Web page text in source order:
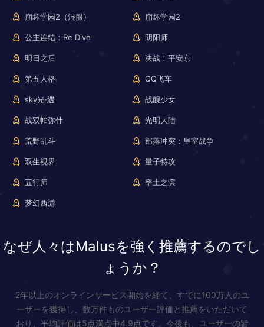
崩坏学园2（混服） 崩坏学园2
公主连结：Re Dive 阴阳师
明日之后 决战！平安京
第五人格 QQ飞车
sky光·遇 战舰少女
战双帕弥什 光明大陆
荒野乱斗 部落冲突：皇室战争
双生视界 量子特攻
五行师 率土之滨
梦幻西游
なぜ人々はMalusを強く推薦するのでし
ょうか？
2年以上のオンラインサービス開始を経て、すでに100万人のユ
ーザーを獲得し、数万件ものユーザー評価と推薦をいただいて
おり、平均評価は5点満点中4.9点です。今後も、ユーザーの皆